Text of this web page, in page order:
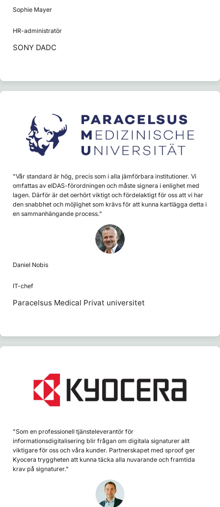
Sophie Mayer
HR-administratör
SONY DADC
"Vår standard är hög, precis som i alla jämförbara institutioner. Vi
omfattas av eIDAS-förordningen och måste signera i enlighet med
lagen. Därför är det oerhört viktigt och fördelaktigt för oss att vi har
den snabbhet och möjlighet som krävs för att kunna kartlägga detta i
en sammanhängande process."
Daniel Nobis
IT-chef
Paracelsus Medical Privat universitet
"Som en professionell tjänsteleverantör för
informationsdigitalisering blir frågan om digitala signaturer allt
viktigare för oss och våra kunder. Partnerskapet med sproof ger
Kyocera tryggheten att kunna täcka alla nuvarande och framtida
krav på signaturer."